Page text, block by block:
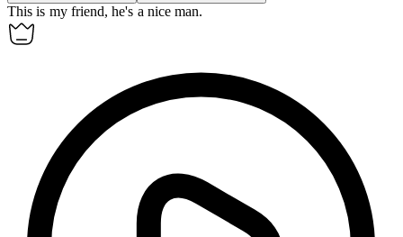
This is my friend, he's a niceman.